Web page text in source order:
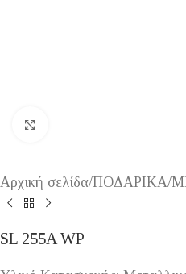
Αρχική σελίδα/ΠΟΔΑΡΙΚΑ/
SL 255A WP